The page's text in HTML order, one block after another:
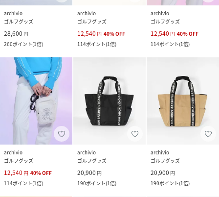
archivio
ゴルフグッズ
28,600 円
260ポイント(1倍)
archivio
ゴルフグッズ
12,540 円 40%OFF
114ポイント(1倍)
archivio
ゴルフグッズ
12,540 円 40%OFF
114ポイント(1倍)
archivio
ゴルフグッズ
12,540 円 40%OFF
114ポイント(1倍)
archivio
ゴルフグッズ
20,900 円
190ポイント(1倍)
archivio
ゴルフグッズ
20,900 円
190ポイント(1倍)